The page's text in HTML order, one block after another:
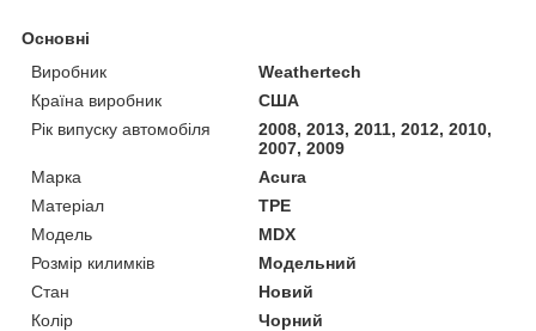
Основні
Виробник
Weathertech
Країна виробник
США
Рік випуску автомобіля
2008, 2013, 2011, 2012, 2010,
2007, 2009
Марка
Acura
Матеріал
TPE
Модель
MDX
Розмір килимків
Модельний
Стан
Новий
Колір
Чорний